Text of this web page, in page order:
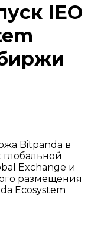
IEO
Bitpanda в
глобальной
Exchange и
размещения
Ecosystem